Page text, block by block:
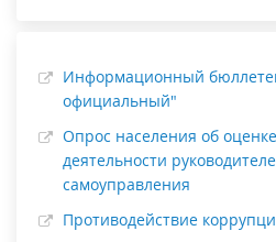
Информационный
официальный"
Опрос населения об
деятельности
самоуправления
Противодействие